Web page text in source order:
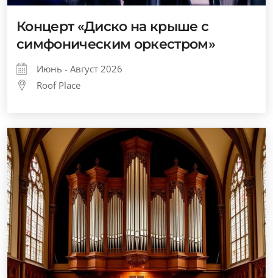
Концерт «Диско на крыше с
симфоническим оркестром»
Июнь - Август 2026
Roof Place